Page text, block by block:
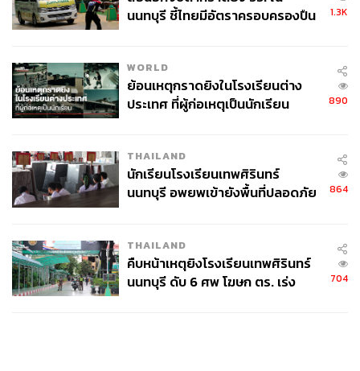
นนทบุรี ชี้ไทยมีอัตราครอบครองปืน
1.3K
WORLD
ย้อนเหตุกราดยิงในโรงเรียนต่าง
ประเทศ ที่ผู้ก่อเหตุเป็นนักเรียน
890
THAILAND
นักเรียนโรงเรียนเทพศิรินทร์
นนทบุรี อพยพเข้ายังพื้นที่ปลอดภัย
864
THAILAND
คืบหน้าเหตุยิงโรงเรียนเทพศิรินทร์
นนทบุรี ดับ 6 ศพ โฆษก ตร. เร่ง
704